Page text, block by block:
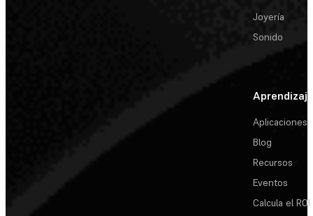
Joyería
Sonido
Aprendizaje
Aplicaciones
Blog
Recursos
Eventos
Calcula el ROI